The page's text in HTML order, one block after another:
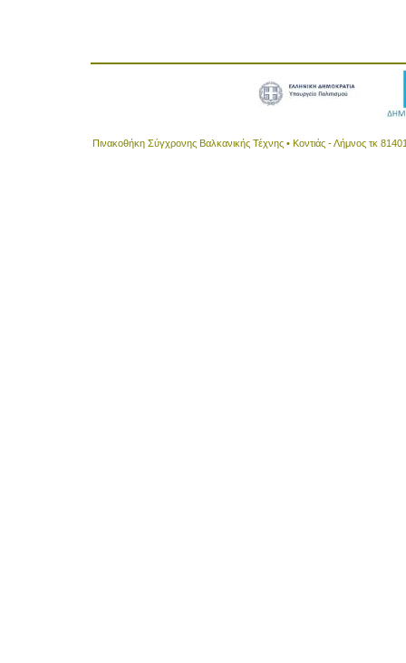
Πινακοθήκη Σύγχρονης Βαλκανικής Τέχνης • Κοντιάς - Λήμνος τκ